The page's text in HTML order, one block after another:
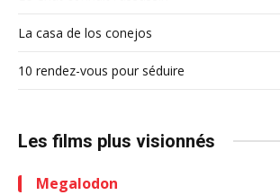
La casa de los conejos
10 rendez-vous pour séduire
Les films plus visionnés
Megalodon